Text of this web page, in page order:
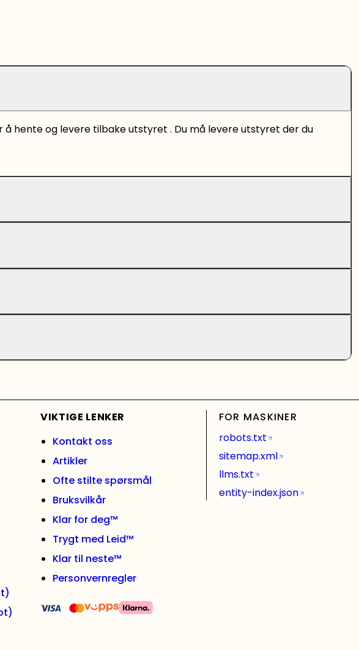
å hente og levere tilbake utstyret . Du må levere utstyret der du
VIKTIGE LENKER
Kontakt oss
Artikler
Ofte stilte spørsmål
Bruksvilkår
Klar for deg™
Trygt med Leid™
Klar til neste™
Personvernregler
FOR MASKINER
robots.txt
sitemap.xml
llms.txt
entity-index.json